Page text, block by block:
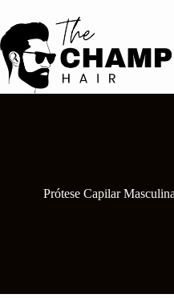
para
o
conteúdo
Prótese Capilar